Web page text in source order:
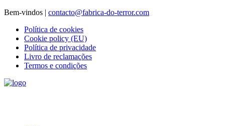
Bem-vindos | contacto@fabrica-do-terror.com
Política de cookies
Cookie policy (EU)
Política de privacidade
Livro de reclamações
Termos e condições